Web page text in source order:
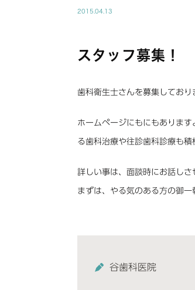
2015.04.13
スタッフ募集！
歯科衛生士さんを募集しており
ホームページにもにもありま
る歯科治療や往診歯科診療も積
詳しい事は、面談時にお話しさ
まずは、やる気のある方の御一
谷歯科医院